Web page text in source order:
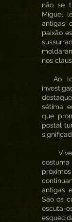
não se
Miguel
antigas
paixão
nos
Ao
sétima
que
postal
antigas
São os
escuta-